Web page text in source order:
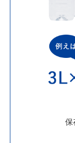
保